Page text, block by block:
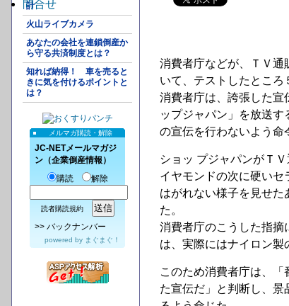
問合せ
計
火山ライブカメラ
あなたの会社を連鎖倒産か
ら守る共済制度とは？
知れば納得！ 車を売ると
きに気を付けるポイントと
は？
メルマガ購読・解除
JC-NETメールマガジ
ン（企業倒産情報）
購読
解除
読者購読規約
>> バックナンバー
powered by まぐまぐ！
消費者庁などが、ＴＶ通
いて、テストしたところ
消費者庁は、誇張した宣
ップジャパン」を放送
の宣伝を行わないよう命
ショッ プジャパンがＴ
イヤモンドの次に硬い
はがれない様子を見せ
た。
消費者庁のこうした指摘
は、実際にはナイロン製
このため消費者庁は、
た宣伝だ」と判断し、景